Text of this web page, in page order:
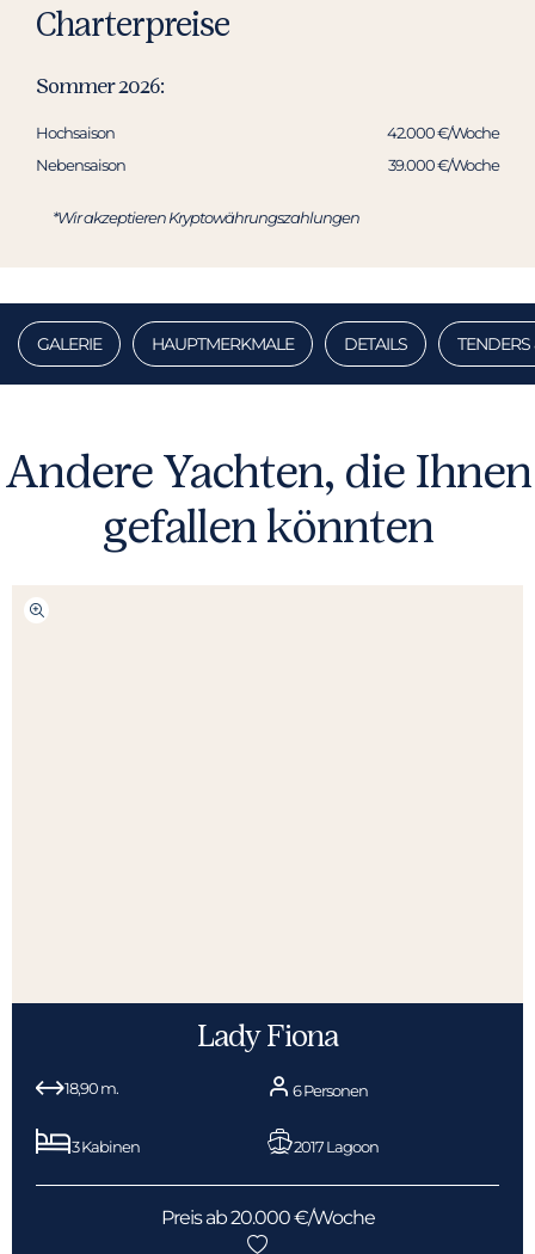
Charterpreise
Sommer 2026:
Hochsaison
42.000 €/Woche
Nebensaison
39.000 €/Woche
*Wir akzeptieren Kryptowährungszahlungen
GALERIE HAUPTMERKMALE DETAILS TENDERS
Andere Yachten, die Ihnen
gefallen könnten
Lady Fiona
18,90 m. 6 Personen
3 Kabinen 2017 Lagoon
Preis ab 20.000 €/Woche